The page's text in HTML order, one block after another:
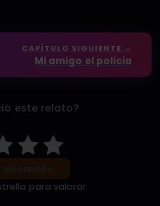
CAPÍTULO SIGUIENTE →
Mi amigo el policia
este relato?
para valorar